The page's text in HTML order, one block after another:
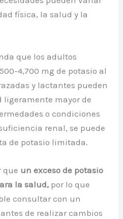
física, la salud y la
que los adultos
4,700 mg de potasio al
y lactantes pueden
mayor de
o condiciones
renal, se puede
de potasio limitada.
que un exceso de potasio
la salud, por lo que
consultar con un
de realizar cambios